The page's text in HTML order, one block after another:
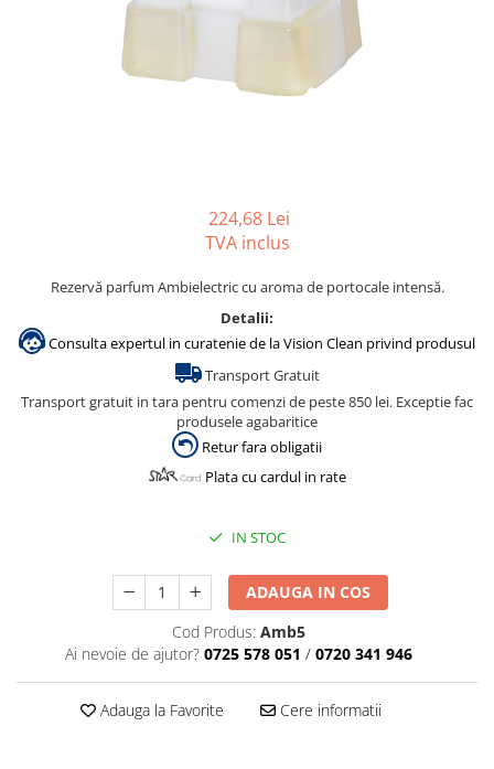
Gama de cosmetice hoteliere
Salvatore Ferragamo
Gama de cosmetice hoteliere Sense
224,68 Lei
TVA inclus
Rezervă parfum Ambielectric cu aroma de portocale intensă.
Detalii:
Consulta expertul in curatenie de la Vision Clean privind produsul
Transport Gratuit
Transport gratuit in tara pentru comenzi de peste 850 lei. Exceptie fac
produsele agabaritice
Retur fara obligatii
Plata cu cardul in rate
IN STOC
ADAUGA IN COS
Cod Produs: Amb5
Ai nevoie de ajutor? 0725 578 051 / 0720 341 946
Adauga la Favorite Cere informatii